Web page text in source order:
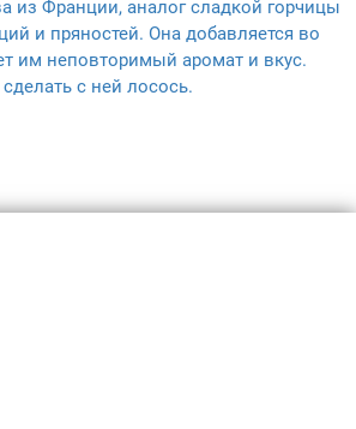
из Франции, аналог сладкой горчицы
и пряностей. Она добавляется во
им неповторимый аромат и вкус.
с ней лосось.